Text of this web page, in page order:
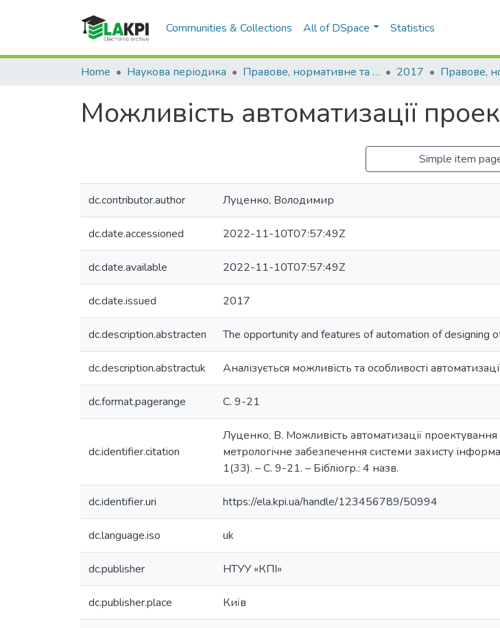
Communities & Collections All of DSpace Statistics
Home Наукова періодика Правове, нормативне та метрологічне забезпечення системи захисту інформації в Україні 2017
Можливість автоматизації
Simple item
dc.contributor.author Луценко, Володимир
dc.date.accessioned 2022-11-10T07:57:49Z
dc.date.available 2022-11-10T07:57:49Z
dc.date.issued 2017
dc.description.abstracten The opportunity and features of automation of designing
dc.description.abstractuk Аналізується можливість та особливості
dc.format.pagerange С. 9-21
dc.identifier.citation
Луценко, В. Можливість автоматизації
метрологічне забезпечення системи захисту
1(33). – С. 9-21. – Бібліогр.: 4 назв.
dc.identifier.uri https://ela.kpi.ua/handle/123456789/50994
dc.language.iso uk
dc.publisher НТУУ «КПІ»
dc.publisher.place Київ